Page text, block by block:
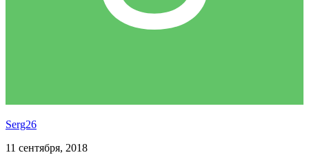
Serg26
11 сентября, 2018